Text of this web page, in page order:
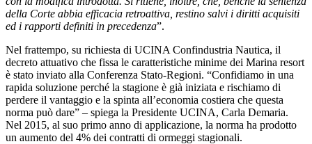
della Corte abbia efficacia retroattiva, restino salvi i diritti acquisiti
ed i rapporti definiti in precedenza”.
Nel frattempo, su richiesta di UCINA Confindustria Nautica, il
decreto attuativo che fissa le caratteristiche minime dei Marina resort
è stato inviato alla Conferenza Stato-Regioni. “Confidiamo in una
rapida soluzione perché la stagione è già iniziata e rischiamo di
perdere il vantaggio e la spinta all’economia costiera che questa
norma può dare” – spiega la Presidente UCINA, Carla Demaria.
Nel 2015, al suo primo anno di applicazione, la norma ha prodotto
un aumento del 4% dei contratti di ormeggi stagionali.